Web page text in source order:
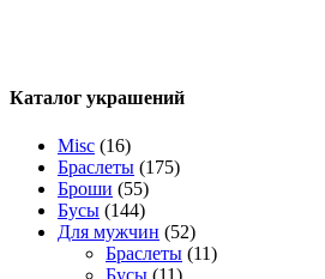
Каталог украшений
Misc (16)
Браслеты (175)
Броши (55)
Бусы (144)
Для мужчин (52)
Браслеты (11)
Бусы (11)